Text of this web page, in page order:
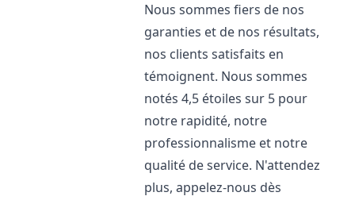
Nous sommes fiers de nos
garanties et de nos résultats,
nos clients satisfaits en
témoignent. Nous sommes
notés 4,5 étoiles sur 5 pour
notre rapidité, notre
professionnalisme et notre
qualité de service. N'attendez
plus, appelez-nous dès